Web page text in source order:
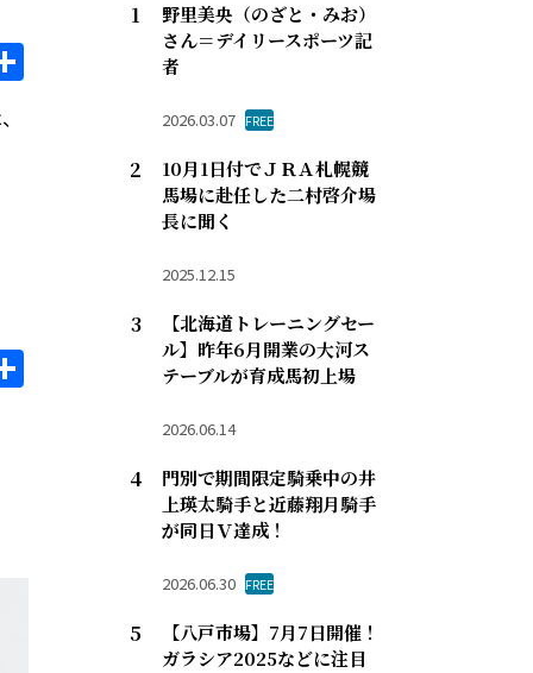
野里美央（のざと・みお）
さん＝デイリースポーツ記
者
2026.03.07 FREE
10月1日付でＪＲＡ札幌競
馬場に赴任した二村啓介場
長に聞く
2025.12.15
【北海道トレーニングセー
ル】昨年6月開業の大河ス
テーブルが育成馬初上場
2026.06.14
門別で期間限定騎乗中の井
上瑛太騎手と近藤翔月騎手
が同日Ｖ達成！
2026.06.30 FREE
【八戸市場】7月7日開催！
ガラシア2025などに注目